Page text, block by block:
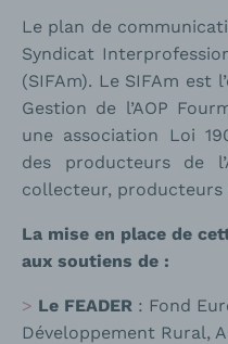
Le plan de
Syndicat
(SIFAm). Le SIFAm est
Gestion de l’AOP
une association Loi
des producteurs de
collecteur, producteurs
La mise en place de
aux soutiens de :
Le FEADER : Fond
Développement Rural,